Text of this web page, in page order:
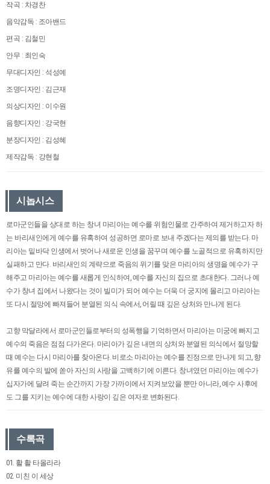
작곡 : 차경찬
음악감독 : 조아밴드
편곡 : 김철민
안무 : 최인숙
무대디자인 : 석성예
조명디자인 : 김근재
의상디자인 : 이수원
음향디자인 : 강국현
분장디자인 : 김성혜
제작감독 : 강현철
시놉시스
로마군인들을 상대로 하는 창녀 마리아는 예수를 위험인물로 간주하여 제거하고자 하
는 바리새인에게 예수를 유혹하여 성공하면 로마로 보내 주겠다는 제의를 받는다. 마
리아는 밑바닥 인생에서 벗어나 새로운 인생을 꿈꾸며 예수를 노골적으로 유혹하지만
실패하고 만다. 바리새인의 계략으로 죽음의 위기를 맞은 마리아의 생명을 예수가 구
해주고 마리아는 예수를 새롭게 인식하여, 예수를 자신의 집으로 초대한다. 그러나 예
수가 창녀 집에서 나왔다는 것이 빌미가 되어 예수는 더욱 더 궁지에 몰리고 마리아는
또 다시 절망에 빠져들어 분열된 의식 속에서, 어릴 때 깊은 상처와 만나게 된다.
고향 막달라에서 로마군인들로부터의 성폭행을 기억하면서 마리아는 미궁에 빠지고
예수의 죽음은 점점 다가온다. 마리아가 깊은 내면의 상처와 분열된 의식에서 절망할
때 예수는 다시 마리아를 찾아온다. 비로소 마리아는 예수를 진정으로 만나게 되고, 향
유를 예수의 발에 쏟아 자신의 사랑을 고백하기에 이른다. 창녀였던 마리아는 예수가
십자가에 달려 죽는 순간까지 가장 가까이에서 지켜보았을 뿐만 아니라, 예수 사후에
도 그를 지키는 예수에 대한 사랑이 깊은 여자로 변화된다.
수록곡
01. 활 활 타올라라
02. 미친 이 세상